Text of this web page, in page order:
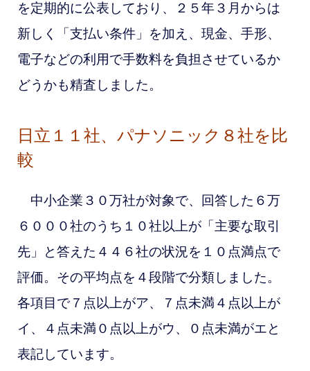
を定期的に公表しており、２５年３月からは
新しく「支払い条件」を加え、現金、手形、
電子などの利用で手数料を負担させているか
どうかも精査しました。
日立１１社、パナソニック８社を比
較
中小企業３０万社が対象で、回答した６万
６０００社のうち１０社以上が「主要な取引
先」と答えた４４６社の状況を１０点満点で
評価。その平均点を４段階で分類しました。
各項目で７点以上がア、７点未満４点以上が
イ、４点未満０点以上がウ、０点未満がエと
表記しています。